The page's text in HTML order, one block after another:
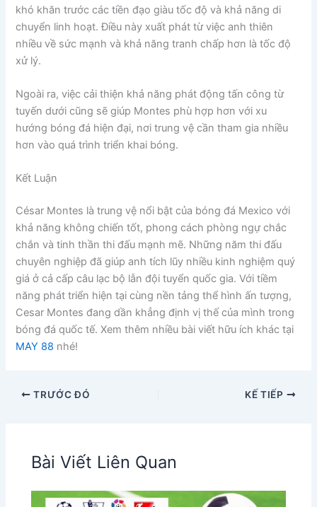
khó khăn trước các tiền đạo giàu tốc độ và khả năng di
chuyển linh hoạt. Điều này xuất phát từ việc anh thiên
nhiều về sức mạnh và khả năng tranh chấp hơn là tốc độ
xử lý.
Ngoài ra, việc cải thiện khả năng phát động tấn công từ
tuyến dưới cũng sẽ giúp Montes phù hợp hơn với xu
hướng bóng đá hiện đại, nơi trung vệ cần tham gia nhiều
hơn vào quá trình triển khai bóng.
Kết Luận
César Montes là trung vệ nổi bật của bóng đá Mexico với
khả năng không chiến tốt, phong cách phòng ngự chắc
chắn và tinh thần thi đấu mạnh mẽ. Những năm thi đấu
chuyên nghiệp đã giúp anh tích lũy nhiều kinh nghiệm quý
giá ở cả cấp câu lạc bộ lẫn đội tuyển quốc gia. Với tiềm
năng phát triển hiện tại cùng nền tảng thể hình ấn tượng,
Cesar Montes đang dần khẳng định vị thế của mình trong
bóng đá quốc tế. Xem thêm nhiều bài viết hữu ích khác tại
MAY 88 nhé!
TRƯỚC ĐÓ KẾ TIẾP
Bài Viết Liên Quan